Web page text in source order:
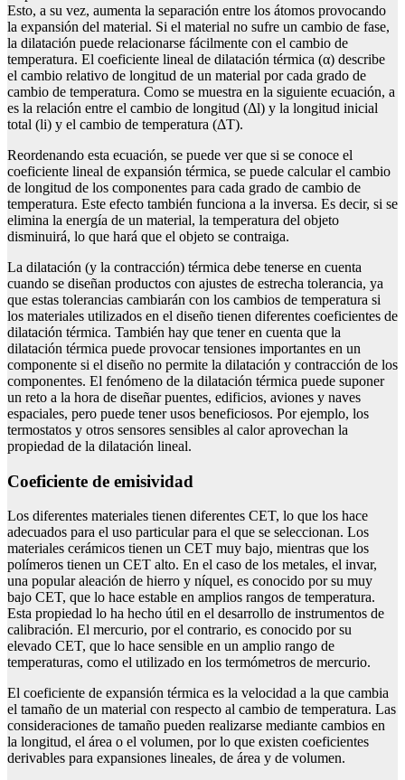
Esto, a su vez, aumenta la separación entre los átomos provocando
la expansión del material. Si el material no sufre un cambio de fase,
la dilatación puede relacionarse fácilmente con el cambio de
temperatura. El coeficiente lineal de dilatación térmica (α) describe
el cambio relativo de longitud de un material por cada grado de
cambio de temperatura. Como se muestra en la siguiente ecuación, a
es la relación entre el cambio de longitud (Δl) y la longitud inicial
total (li) y el cambio de temperatura (ΔT).
Reordenando esta ecuación, se puede ver que si se conoce el
coeficiente lineal de expansión térmica, se puede calcular el cambio
de longitud de los componentes para cada grado de cambio de
temperatura. Este efecto también funciona a la inversa. Es decir, si se
elimina la energía de un material, la temperatura del objeto
disminuirá, lo que hará que el objeto se contraiga.
La dilatación (y la contracción) térmica debe tenerse en cuenta
cuando se diseñan productos con ajustes de estrecha tolerancia, ya
que estas tolerancias cambiarán con los cambios de temperatura si
los materiales utilizados en el diseño tienen diferentes coeficientes de
dilatación térmica. También hay que tener en cuenta que la
dilatación térmica puede provocar tensiones importantes en un
componente si el diseño no permite la dilatación y contracción de los
componentes. El fenómeno de la dilatación térmica puede suponer
un reto a la hora de diseñar puentes, edificios, aviones y naves
espaciales, pero puede tener usos beneficiosos. Por ejemplo, los
termostatos y otros sensores sensibles al calor aprovechan la
propiedad de la dilatación lineal.
coeficiente de emisividad
Los diferentes materiales tienen diferentes CET, lo que los hace
adecuados para el uso particular para el que se seleccionan. Los
materiales cerámicos tienen un CET muy bajo, mientras que los
polímeros tienen un CET alto. En el caso de los metales, el invar,
una popular aleación de hierro y níquel, es conocido por su muy
bajo CET, que lo hace estable en amplios rangos de temperatura.
Esta propiedad lo ha hecho útil en el desarrollo de instrumentos de
calibración. El mercurio, por el contrario, es conocido por su
elevado CET, que lo hace sensible en un amplio rango de
temperaturas, como el utilizado en los termómetros de mercurio.
El coeficiente de expansión térmica es la velocidad a la que cambia
el tamaño de un material con respecto al cambio de temperatura. Las
consideraciones de tamaño pueden realizarse mediante cambios en
la longitud, el área o el volumen, por lo que existen coeficientes
derivables para expansiones lineales, de área y de volumen.